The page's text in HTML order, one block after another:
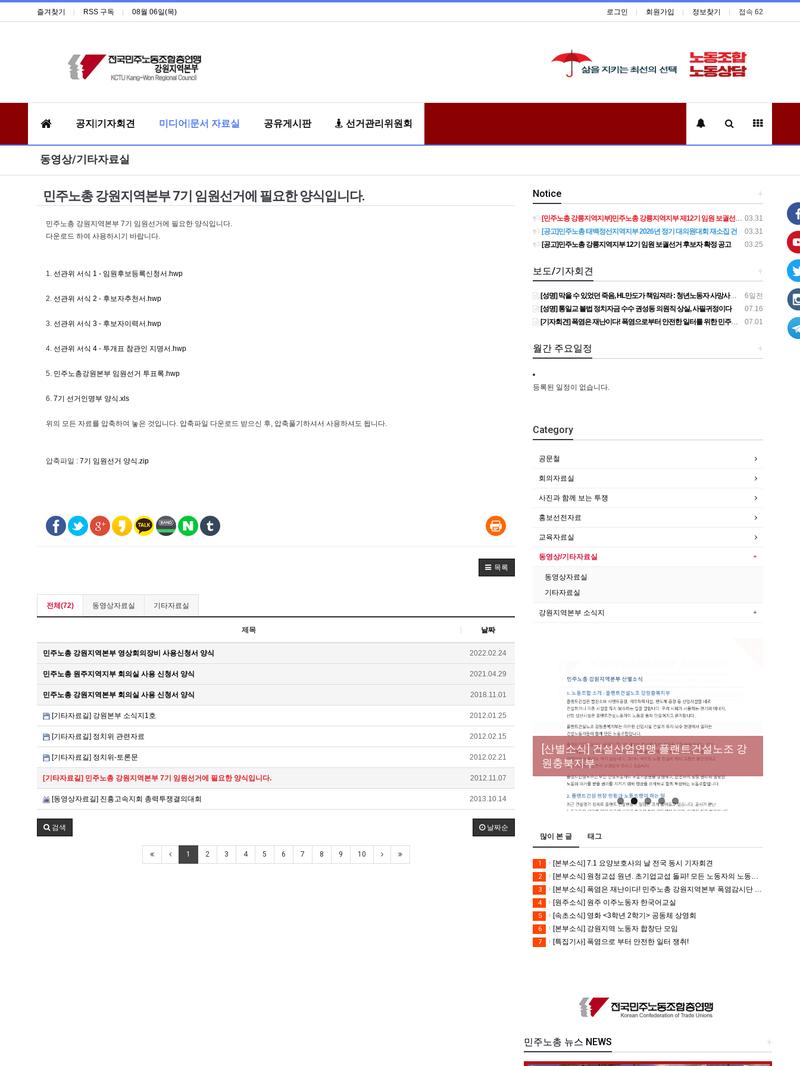
즐겨찾기 RSS 구독 08월 06일(목) 로그인 회원가입 정보찾기 접속 62
공지|기자회견 미디어|문서 자료실 공유게시판 선거관리위원회
동영상/기타자료실
민주노총 강원지역본부 7기 임원선거에 필요한 양식입니다.
민주노총 강원지역본부 7기 임원선거에 필요한 양식입니다.
다운로드 하여 사용하시기 바랍니다.
1. 선관위 서식 1 - 임원후보등록신청서.hwp
2. 선관위 서식 2 - 후보자추천서.hwp
3. 선관위 서식 3 - 후보자이력서.hwp
4. 선관위 서식 4 - 투개표 참관인 지명서.hwp
5. 민주노총강원본부 임원선거 투표록.hwp
6. 7기 선거인명부 양식.xls
위의 모든 자료를 압축하여 놓은 것입니다. 압축파일 다운로드 받으신 후, 압축풀기하셔서 사용하셔도 됩니다.
압축파일 : 7기 임원선거 양식.zip
목록
전체(72) 동영상자료실 기타자료실
제목 날짜
민주노총 강원지역본부 영상회의장비 사용신청서 양식 2022.02.24
민주노총 원주지역지부 회의실 사용 신청서 양식 2021.04.29
민주노총 강원지역본부 회의실 사용 신청서 양식 2018.11.01
[기타자료길] 강원본부 소식지1호 2012.01.25
[기타자료길] 정치위 관련자료 2012.02.15
[기타자료길] 정치위-토론문 2012.02.21
[기타자료길] 민주노총 강원지역본부 7기 임원선거에 필요한 양식입니다. 2012.11.07
[동영상자료길] 진흥고속지회 총력투쟁결의대회 2013.10.14
날짜순
검색
1 2 3 4 5 6 7 8 9 10
+
Notice
03.31
[민주노총 강릉지역지부]민주노총 강릉지역지부 제12기 임원 보궐선거결과 공고
03.31
[공고]민주노총 태백정선지역지부 2026년 정기 대의원대회 재소집 건
03.25
[공고]민주노총 강릉지역지부 12기 임원 보궐선거 후보자 확정 공고
+
보도/기자회견
6일전
[성명] 막을 수 있었던 죽음, HL만도가 책임져라 : 청년노동자 사망사고의 철저한 진상규명과 재발방지 대책 마련하라
07.16
[성명] 통일교 불법 정치자금 수수 권성동 의원직 상실, 사필귀정이다
07.01
[기자회견] 폭염은 재난이다! 폭염으로부터 안전한 일터를 위한 민주노총 강원지역본부 폭염감시단 선포 기자회견
+
월간 주요일정
등록된 일정이 없습니다.
Category
공문철
회의자료실
사진과 함께 보는 투쟁
홍보선전자료
교육자료실
동영상/기타자료실
동영상자료실
기타자료실
강원지역본부 소식지
[성명] 막을 수 있었던 죽음, HL만도가 책임져
라 : 청년노동자 사망사고의 철저한 진상규명
과 재발방지 대책 마련하라
[산별소식] 건설산업연맹 플랜트건설노조 강
원충북지부
[강릉,속초,원주,춘천] 폭염감시단 사업 이모저
모
[조합원☆인터뷰] 서비스연맹 전국학교비정
규직노동조합 강원지부 김유미 춘천지회장
[본부소식] 강원지역 노동자 합창단 모임
많이 본 글 태그
1 [본부소식] 7.1 요양보호사의 날 전국 동시 기자회견
2 [본부소식] 원청교섭 원년. 초기업교섭 돌파! 모든 노동자의 노동기본권 쟁취! 민주노총 7.15 총파업대회
3 [본부소식] 폭염은 재난이다! 민주노총 강원지역본부 폭염감시단 선포 기자회견
4 [원주소식] 원주 이주노동자 한국어교실
5 [속초소식] 영화 <3학년 2학기> 공동체 상영회
6 [본부소식] 강원지역 노동자 합창단 모임
7 [특집기사] 폭염으로 부터 안전한 일터 쟁취!
+
민주노총 뉴스 NEWS